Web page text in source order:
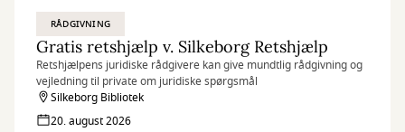
RÅDGIVNING
Gratis retshjælp v. Silkeborg Retshjælp
Retshjælpens juridiske rådgivere kan give mundtlig rådgivning og
vejledning til private om juridiske spørgsmål
Silkeborg Bibliotek
20. august 2026